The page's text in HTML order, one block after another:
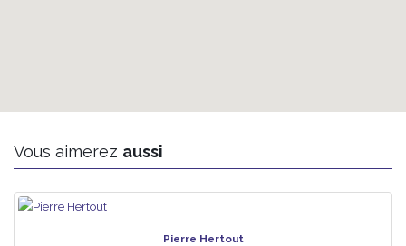
Vous aimerez aussi
Pierre Hertout